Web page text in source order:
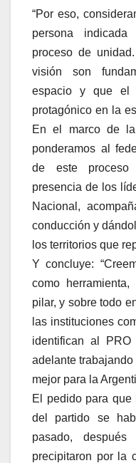
“Por eso,
persona
proceso de
visión son
espacio y que el
protagónico en la
En el marco de la
ponderamos al
de este
presencia de los
Nacional,
conducción y
los territorios que
Y concluye:
como
pilar, y sobre todo
las instituciones
identifican al
adelante
mejor para la
El pedido para que
del partido se
pasado,
precipitaron por la